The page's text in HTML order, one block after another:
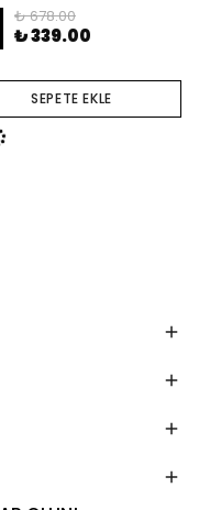
₺ 678.00
₺ 339.00
SEPETE EKLE